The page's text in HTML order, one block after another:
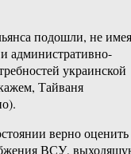
подошли, не имея
административно-
украинской
Тайваня
верно оценить
ВСУ,